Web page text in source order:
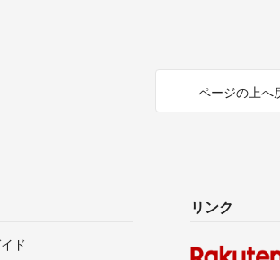
ページの上へ
ド
リンク